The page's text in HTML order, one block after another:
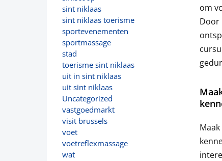
sint niklaas
sint niklaas toerisme
sportevenementen
sportmassage
stad
toerisme sint niklaas
uit in sint niklaas
uit sint niklaas
Uncategorized
vastgoedmarkt
visit brussels
voet
voetreflexmassage
wat
om
Door